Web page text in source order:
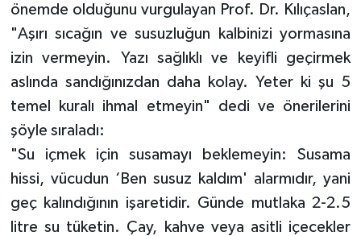
önemde olduğunu vurgulayan Prof. Dr. Kılıçaslan,
"Aşırı sıcağın ve susuzluğun kalbinizi yormasına
izin vermeyin. Yazı sağlıklı ve keyifli geçirmek
aslında sandığınızdan daha kolay. Yeter ki şu 5
temel kuralı ihmal etmeyin" dedi ve önerilerini
şöyle sıraladı:
"Su içmek için susamayı beklemeyin: Susama
hissi, vücudun ‘Ben susuz kaldım' alarmıdır, yani
geç kalındığının işaretidir. Günde mutlaka 2-2.5
litre su tüketin. Çay, kahve veya asitli içecekler